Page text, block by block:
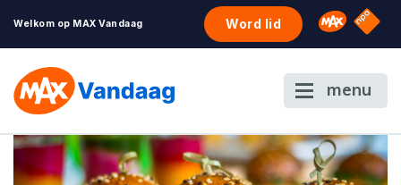
Welkom op MAX Vandaag Word lid Omroep
NPO
menu